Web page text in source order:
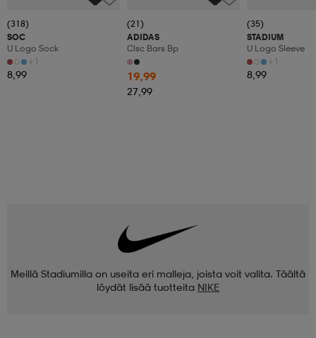
(318)
SOC
U Logo Sock
+1
8,99
(21)
ADIDAS
Clsc Bars Bp
19,99
27,99
(35)
STADIUM
U Logo Sleeve
+1
8,99
Meillä Stadiumilla on useita eri malleja, joista voit valita. Täältä
löydät lisää tuotteita NIKE